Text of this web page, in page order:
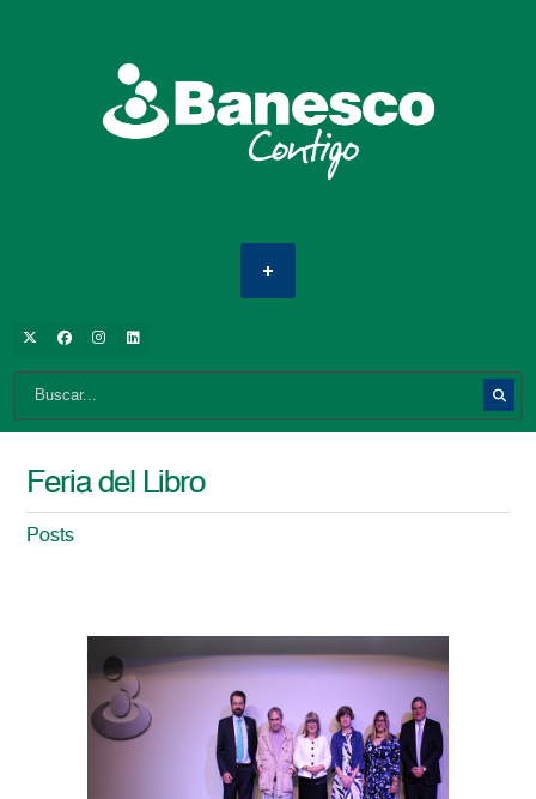
Feria del Libro
Posts